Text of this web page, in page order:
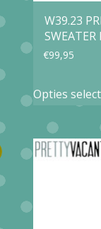
W39.23
€99,95
Opties